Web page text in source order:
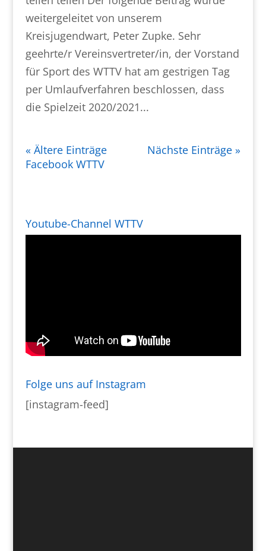
weitergeleitet von unserem
Kreisjugendwart, Peter Zupke. Sehr
geehrte/r Vereinsvertreter/in, der Vorstand
für Sport des WTTV hat am gestrigen Tag
per Umlaufverfahren beschlossen, dass
die Spielzeit 2020/2021...
« Ältere Einträge
Nächste Einträge »
Facebook WTTV
Youtube-Channel WTTV
Folge uns auf Instagram
[instagram-feed]